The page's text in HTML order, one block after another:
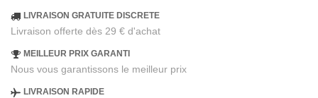
LIVRAISON GRATUITE DISCRETE
Livraison offerte dès 29 € d'achat
MEILLEUR PRIX GARANTI
Nous vous garantissons le meilleur prix
LIVRAISON RAPIDE